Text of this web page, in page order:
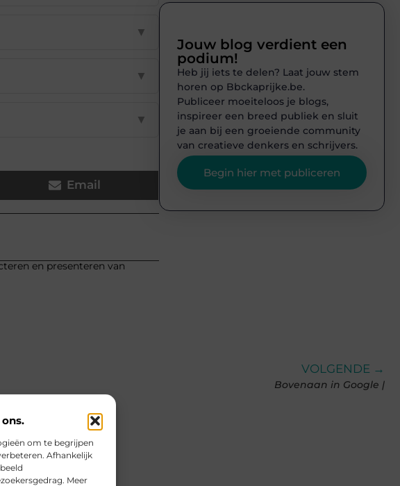
om te begrijpen
Afhankelijk
Meer
▼
▼
▼
Email
en presenteren van
Jouw blog verdient een
podium!
Heb jij iets te delen? Laat jouw stem
horen op Bbckaprijke.be.
Publiceer moeiteloos je blogs,
inspireer een breed publiek en sluit
je aan bij een groeiende community
van creatieve denkers en schrijvers.
Begin hier met publiceren
VOLGENDE →
Bovenaan in Google |